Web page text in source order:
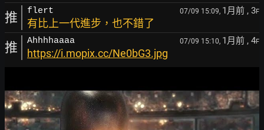
推 flert 07/09 15:09, 1月前 , 3F
有比上一代進步，也不錯了
推 Ahhhhaaaa 07/09 15:10, 1月前 , 4F
https://i.mopix.cc/Ne0bG3.jpg